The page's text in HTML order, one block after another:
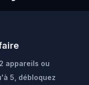
appareils ou
5, débloquez